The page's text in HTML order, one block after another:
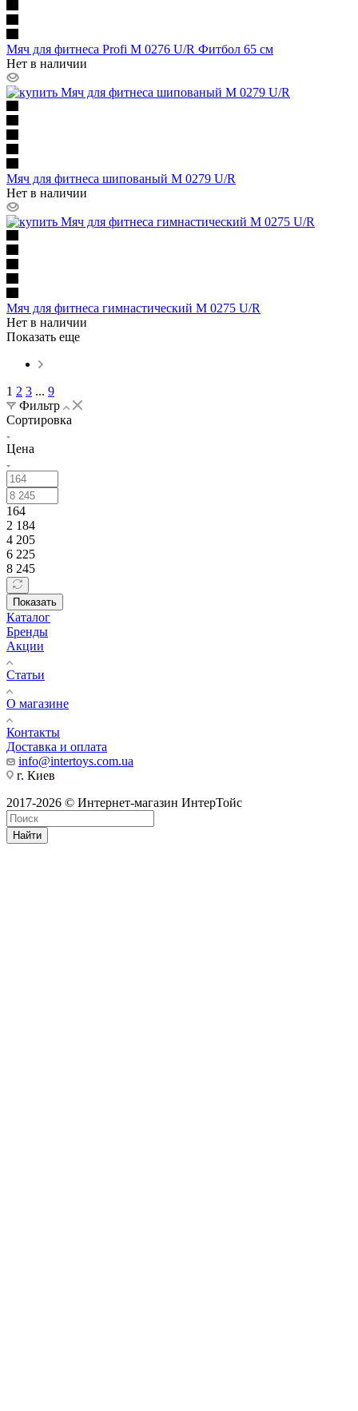
Мяч для фитнеса Profi M 0276 U/R Фитбол 65 см
Нет в наличии
Мяч для фитнеса шипованый M 0279 U/R
Нет в наличии
Мяч для фитнеса гимнастический M 0275 U/R
Нет в наличии
Показать еще
1 2 3 ... 9
Фильтр
Сортировка
Цена
164
2 184
4 205
6 225
8 245
Показать
Каталог
Бренды
Акции
Статьи
О магазине
Контакты
Доставка и оплата
info@intertoys.com.ua
г. Киев
2017-2026 © Интернет-магазин ИнтерТойс
Найти